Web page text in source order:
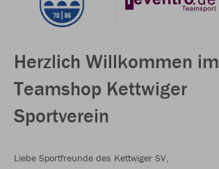
Herzlich Willkommen im
Teamshop Kettwiger
Sportverein
Liebe Sportfreunde des Kettwiger SV,